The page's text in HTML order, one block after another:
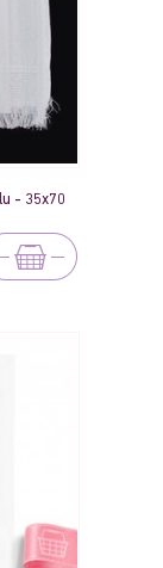
- 35x70